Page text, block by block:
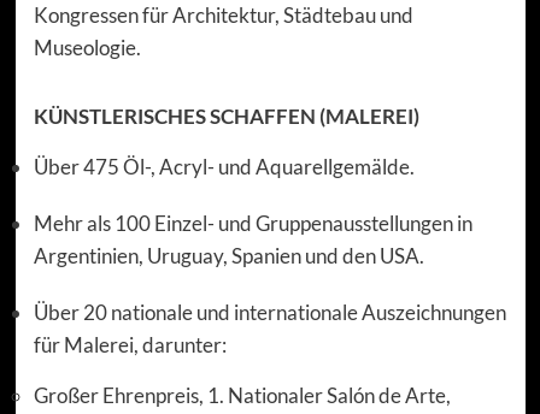
Kongressen für Architektur, Städtebau und
Museologie.
KÜNSTLERISCHES SCHAFFEN (MALEREI)
Über 475 Öl-, Acryl- und Aquarellgemälde.
Mehr als 100 Einzel- und Gruppenausstellungen in
Argentinien, Uruguay, Spanien und den USA.
Über 20 nationale und internationale Auszeichnungen
für Malerei, darunter:
Großer Ehrenpreis, 1. Nationaler Salón de Arte,